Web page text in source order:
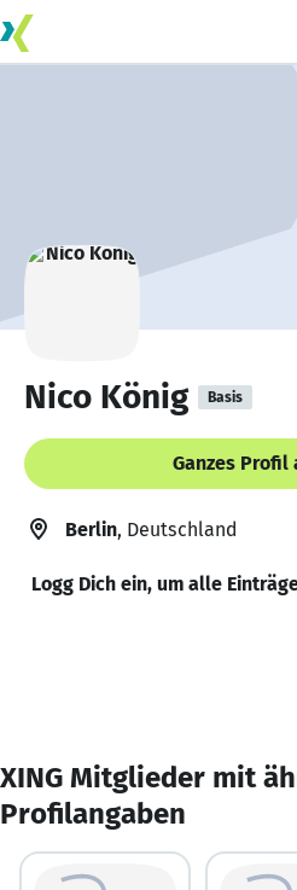
Nico König Basis
Ganzes Profil
Berlin, Deutschland
Logg Dich ein, um alle
XING Mitglieder mit
Profilangaben